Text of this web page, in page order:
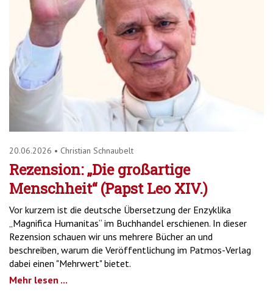
20.06.2026 • Christian Schnaubelt
Rezension: „Die großartige
Menschheit“ (Papst Leo XIV.)
Vor kurzem ist die deutsche Übersetzung der Enzyklika
„Magnifica Humanitas“ im Buchhandel erschienen. In dieser
Rezension schauen wir uns mehrere Bücher an und
beschreiben, warum die Veröffentlichung im Patmos-Verlag
dabei einen "Mehrwert" bietet.
Mehr lesen ...